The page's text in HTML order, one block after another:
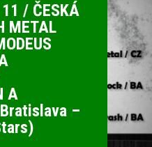
11 / ČESKÁ
METAL
A
–